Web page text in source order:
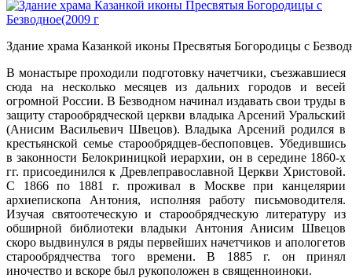
Здание храма Казанкой иконы Пресвятыя Богородицы с
В монастыре проходили подготовку начетчики, съезжавшиеся
сюда на несколько месяцев из дальних городов и весей
огромной России. В Безводном начи­нал издавать свои труды в
защиту старообрядческой церкви владыка Арсений Уральский
(Анисим Василье­вич Швецов). Владыка Арсений родился в
крестьян­ской семье старообрядцев-беспоповцев. Убедившись
в законности Белокриницкой иерархии, он в середине 1860-х
гг. присоединился к Древлеправославной Церк­ви Христовой.
С 1866 по 1881 г. проживал в Москве при канцелярии
архиепископа Антония, исполняя работу письмоводителя.
Изучая святоотеческую и старообряд­ческую литературу из
обширной библиотеки владыки Антония Анисим Швецов
скоро выдвинулся в ряды первейших начетчиков и апологетов
старообрядчества того времени. В 1885 г. он принял
иночество и вскоре был рукоположен в священноиноки.